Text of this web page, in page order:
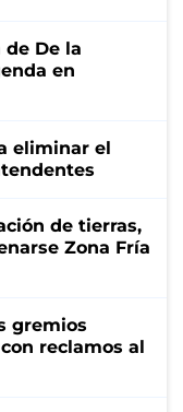
De la
en
eliminar el
de tierras,
Zona Fría
gremios
reclamos al